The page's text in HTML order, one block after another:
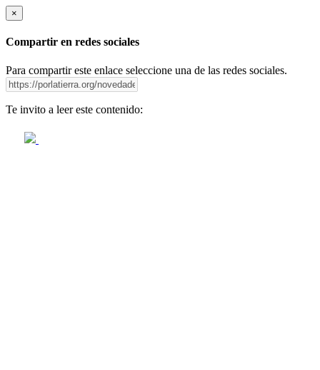
×
Compartir en redes sociales
Para compartir este enlace seleccione una de las redes sociales.
Te invito a leer este contenido: